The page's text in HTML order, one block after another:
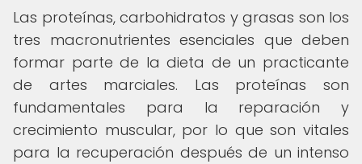
Las proteínas, carbohidratos y grasas son los
tres macronutrientes esenciales que deben
formar parte de la dieta de un practicante
de artes marciales. Las proteínas son
fundamentales para la reparación y
crecimiento muscular, por lo que son vitales
para la recuperación después de un intenso